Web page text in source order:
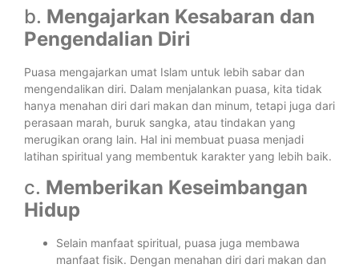
b. Mengajarkan Kesabaran dan
Pengendalian Diri
Puasa mengajarkan umat Islam untuk lebih sabar dan
mengendalikan diri. Dalam menjalankan puasa, kita tidak
hanya menahan diri dari makan dan minum, tetapi juga dari
perasaan marah, buruk sangka, atau tindakan yang
merugikan orang lain. Hal ini membuat puasa menjadi
latihan spiritual yang membentuk karakter yang lebih baik.
c. Memberikan Keseimbangan
Hidup
Selain manfaat spiritual, puasa juga membawa
manfaat fisik. Dengan menahan diri dari makan dan